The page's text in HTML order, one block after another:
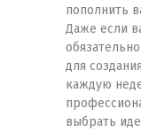
пополнить
Даже если
для
каждую
выбрать